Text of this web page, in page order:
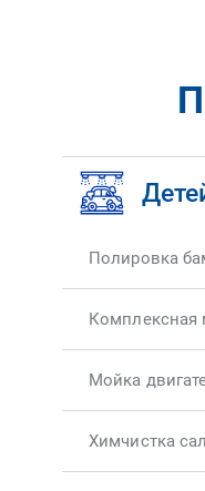
Полировка
Комплексная
Мойка
Химчистка